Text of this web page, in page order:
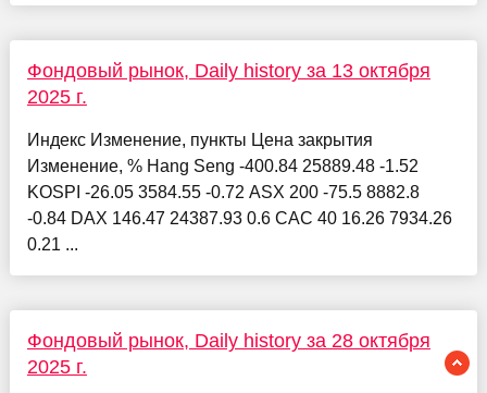
Фондовый рынок, Daily history за 13 октября
2025 г.
Индекс Изменение, пункты Цена закрытия
Изменение, % Hang Seng -400.84 25889.48 -1.52
KOSPI -26.05 3584.55 -0.72 ASX 200 -75.5 8882.8
-0.84 DAX 146.47 24387.93 0.6 CAC 40 16.26 7934.26
0.21 ...
Фондовый рынок, Daily history за 28 октября
2025 г.